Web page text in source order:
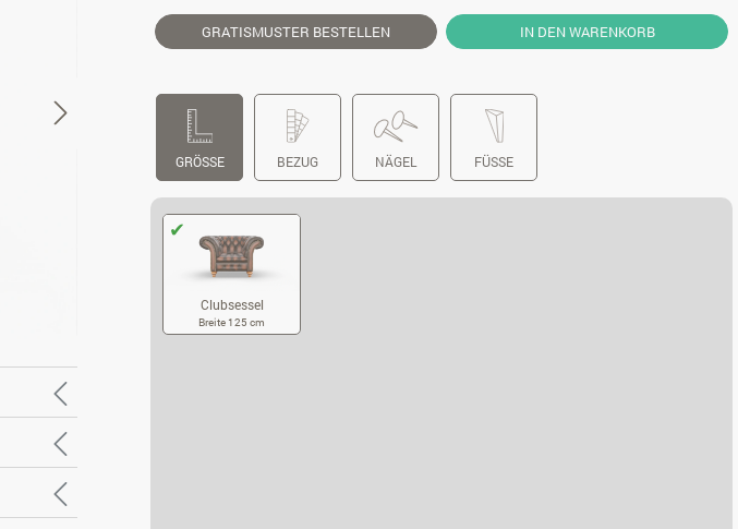
GRATISMUSTER BESTELLEN IN DEN WARENKORB
GRÖSSE BEZUG NÄGEL FÜSSE
Clubsessel
Breite 125 cm